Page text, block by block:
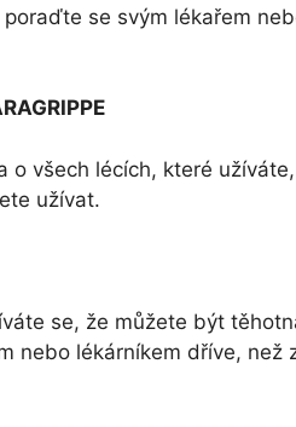
poraďte se svým lékařem
o všech lécích, které
užívat.
se, že můžete být
nebo lékárníkem dříve, než